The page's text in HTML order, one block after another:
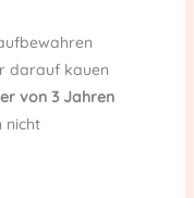
darauf kauen
von 3 Jahren
nicht